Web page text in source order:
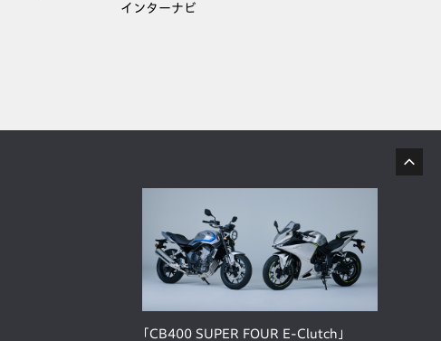
インターナビ
「CB400 SUPER FOUR E-Clutch」